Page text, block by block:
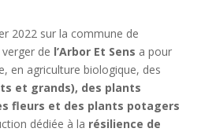
2022 sur la commune de
de l’Arbor Et Sens a pour
en agriculture biologique, des
et grands), des plants
fleurs et des plants potagers
dédiée à la résilience de